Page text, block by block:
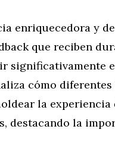
enriquecedora y
que reciben
significativamente
cómo diferentes
la experiencia
destacando la